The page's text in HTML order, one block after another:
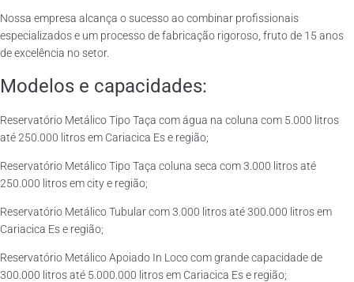
Nossa empresa alcança o sucesso ao combinar profissionais
especializados e um processo de fabricação rigoroso, fruto de 15 anos
de excelência no setor.
Modelos e capacidades:
Reservatório Metálico Tipo Taça com água na coluna com 5.000 litros
até 250.000 litros em Cariacica Es e região;
Reservatório Metálico Tipo Taça coluna seca com 3.000 litros até
250.000 litros em city e região;
Reservatório Metálico Tubular com 3.000 litros até 300.000 litros em
Cariacica Es e região;
Reservatório Metálico Apoiado In Loco com grande capacidade de
300.000 litros até 5.000.000 litros em Cariacica Es e região;